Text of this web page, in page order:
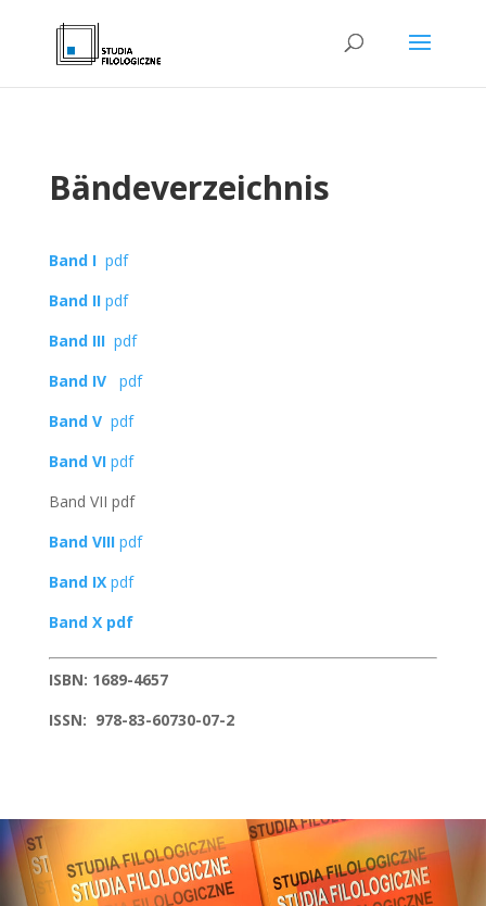
Bändeverzeichnis
Band Ipdf
Band IIpdf
Band IIIpdf
Band IVpdf
Band Vpdf
Band VIpdf
Band VII pdf
Band VIIIpdf
Band IXpdf
Band X pdf
ISBN: 1689-4657
ISSN: 978-83-60730-07-2